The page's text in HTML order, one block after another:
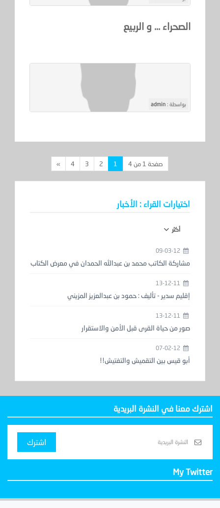
الصحراء ... و الربيع
بواسطة : admin
صفحة 1 من 4 1
2
3
4
»
اختيارات القراء : الأخبار
أكثر
مشاركة الكاتب محمد بن عبدالله الحمدان في معرض الكتاب
إقليم سدير - تأليف : حمود بن عبدالعزيز المزيني
صور من حياة القرى قبل الأمن والاستقرار
أبو قيس بين التقميش والتفتيش!!
اشترك معنا في النشرة البريدية
اشترك
My Twitter